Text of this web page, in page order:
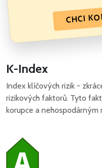
CHCI
K-Index
Index klíčových rizik -
rizikových faktorů. Tyto
korupce a